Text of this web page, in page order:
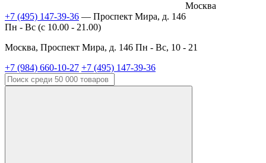
Москва
+7 (495) 147-39-36 — Проспект Мира, д. 146
Пн - Вс (c 10.00 - 21.00)
Москва, Проспект Мира, д. 146 Пн - Вс, 10 - 21
+7 (984) 660-10-27 +7 (495) 147-39-36